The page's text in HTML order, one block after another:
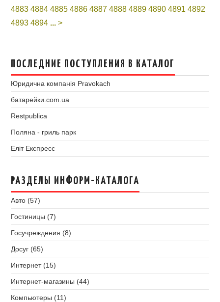
4883 4884 4885 4886 4887 4888 4889 4890 4891 4892
4893 4894 ... >
ПОСЛЕДНИЕ ПОСТУПЛЕНИЯ В КАТАЛОГ
Юридична компанія Pravokach
батарейки.com.ua
Restpublica
Поляна - гриль парк
Еліт Експресс
РАЗДЕЛЫ ИНФОРМ-КАТАЛОГА
Авто (57)
Гостиницы (7)
Госучреждения (8)
Досуг (65)
Интернет (15)
Интернет-магазины (44)
Компьютеры (11)